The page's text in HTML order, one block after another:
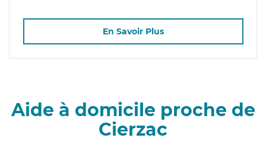
En Savoir Plus
Aide à domicile proche de
Cierzac